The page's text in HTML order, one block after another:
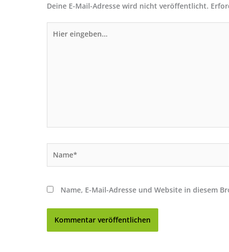
Deine E-Mail-Adresse wird nicht veröffentlicht.
eingeben…
Name, E-Mail-Adresse und Website in diesem